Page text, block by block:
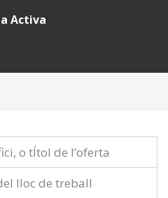
Activa